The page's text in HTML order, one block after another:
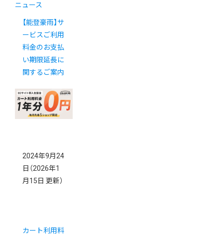
ニュース
【能登豪雨】サ
ービスご利用
料金のお支払
い期限延長に
関するご案内
2024年9月24
日 （2026年1
月15日 更新）
カート利用料